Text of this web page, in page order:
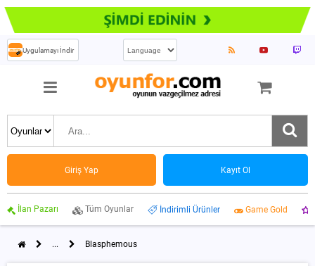
Uygulamayı İndir
Giriş Yap Kayıt Ol
İlan Pazarı Tüm Oyunlar İndirimli Ürünler Game Gold
... Blasphemous